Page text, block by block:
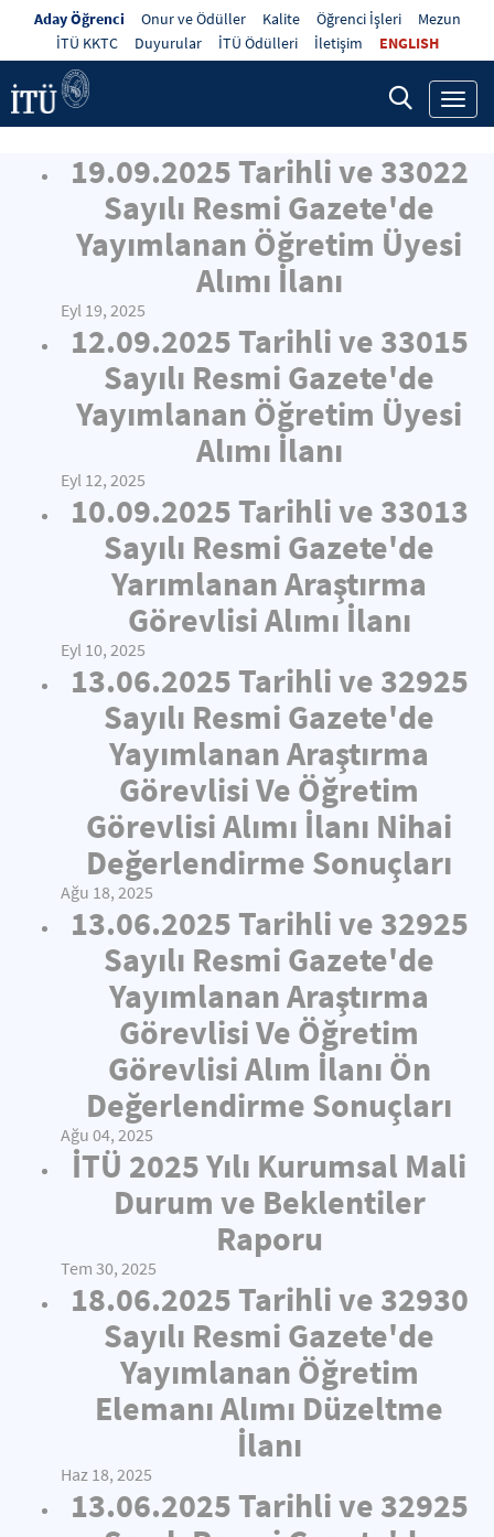
Aday Öğrenci Onur ve Ödüller Kalite Öğrenci İşleri
Mezun
İTÜ KKTC
Duyurular İTÜ Ödülleri İletişim ENGLISH
19.09.2025 Tarihli ve 33022
Sayılı Resmi Gazete'de
Yayımlanan Öğretim Üyesi
Alımı İlanı
Eyl 19, 2025
12.09.2025 Tarihli ve 33015
Sayılı Resmi Gazete'de
Yayımlanan Öğretim Üyesi
Alımı İlanı
Eyl 12, 2025
10.09.2025 Tarihli ve 33013
Sayılı Resmi Gazete'de
Yarımlanan Araştırma
Görevlisi Alımı İlanı
Eyl 10, 2025
13.06.2025 Tarihli ve 32925
Sayılı Resmi Gazete'de
Yayımlanan Araştırma
Görevlisi Ve Öğretim
Görevlisi Alımı İlanı Nihai
Değerlendirme Sonuçları
Ağu 18, 2025
13.06.2025 Tarihli ve 32925
Sayılı Resmi Gazete'de
Yayımlanan Araştırma
Görevlisi Ve Öğretim
Görevlisi Alım İlanı Ön
Değerlendirme Sonuçları
Ağu 04, 2025
İTÜ 2025 Yılı Kurumsal Mali
Durum ve Beklentiler
Raporu
Tem 30, 2025
18.06.2025 Tarihli ve 32930
Sayılı Resmi Gazete'de
Yayımlanan Öğretim
Elemanı Alımı Düzeltme
İlanı
Haz 18, 2025
13.06.2025 Tarihli ve 32925